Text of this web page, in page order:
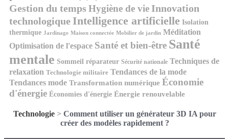
Gestion du temps Hygiène de vie Innovation
technologique Intelligence artificielle Isolation
thermique Jardinage Maison connectée Mobilier de jardin Méditation
Optimisation de l'espace Santé et bien-être Santé
mentale Sommeil réparateur Sécurité nationale Techniques de
relaxation Technologie militaire Tendances de la mode
Tendances mode Transformation numérique Économie
d'énergie Économies d'énergie Énergie renouvelable
Technologie> Comment utiliser un générateur 3D IA pour
créer des modèles rapidement ?